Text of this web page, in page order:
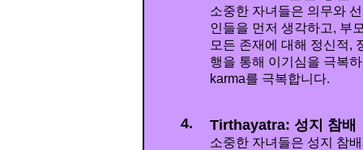
소중한 자녀들은 의무와
인들을 먼저 생각하고, 부
모든 존재에 대해 정신적,
행을 통해 이기심을 극복
karma를 극복합니다.
4. Tirthayatra: 성지 참배
소중한 자녀들은 성지 참